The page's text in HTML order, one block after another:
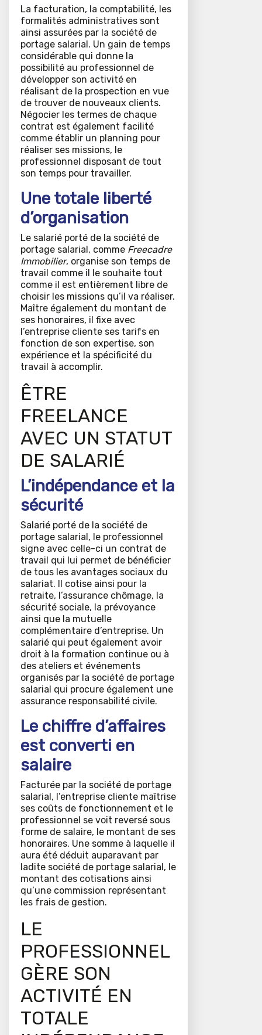
La facturation, la comptabilité, les
formalités administratives sont
ainsi assurées par la société de
portage salarial. Un gain de temps
considérable qui donne la
possibilité au professionnel de
développer son activité en
réalisant de la prospection en vue
de trouver de nouveaux clients.
Négocier les termes de chaque
contrat est également facilité
comme établir un planning pour
réaliser ses missions, le
professionnel disposant de tout
son temps pour travailler.
Une totale liberté
d’organisation
Le salarié porté de la société de
portage salarial, comme Freecadre
Immobilier, organise son temps de
travail comme il le souhaite tout
comme il est entièrement libre de
choisir les missions qu’il va réaliser.
Maître également du montant de
ses honoraires, il fixe avec
l’entreprise cliente ses tarifs en
fonction de son expertise, son
expérience et la spécificité du
travail à accomplir.
ÊTRE
FREELANCE
AVEC UN STATUT
DE SALARIÉ
L’indépendance et la
sécurité
Salarié porté de la société de
portage salarial, le professionnel
signe avec celle-ci un contrat de
travail qui lui permet de bénéficier
de tous les avantages sociaux du
salariat. Il cotise ainsi pour la
retraite, l’assurance chômage, la
sécurité sociale, la prévoyance
ainsi que la mutuelle
complémentaire d’entreprise. Un
salarié qui peut également avoir
droit à la formation continue ou à
des ateliers et événements
organisés par la société de portage
salarial qui procure également une
assurance responsabilité civile.
Le chiffre d’affaires
est converti en
salaire
Facturée par la société de portage
salarial, l’entreprise cliente maîtrise
ses coûts de fonctionnement et le
professionnel se voit reversé sous
forme de salaire, le montant de ses
honoraires. Une somme à laquelle il
aura été déduit auparavant par
ladite société de portage salarial, le
montant des cotisations ainsi
qu’une commission représentant
les frais de gestion.
LE
PROFESSIONNEL
GÈRE SON
ACTIVITÉ EN
TOTALE